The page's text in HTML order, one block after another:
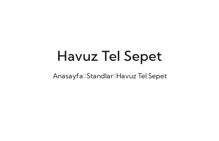
Havuz Tel Sepet
Anasayfa Standlar Havuz Tel Sepet